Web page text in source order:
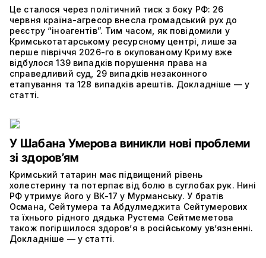
Це сталося через політичний тиск з боку РФ: 26
червня країна-агресор внесла громадський рух до
реєстру “іноагентів”. Тим часом, як повідомили у
Кримськотатарському ресурсному центрі, лише за
перше півріччя 2026-го в окупованому Криму вже
відбулося 139 випадків порушення права на
справедливий суд, 29 випадків незаконного
етапування та 128 випадків арештів. Докладніше — у
статті.
У Шабана Умерова виникли нові проблеми
зі здоров’ям
Кримський татарин має підвищений рівень
холестерину та потерпає від болю в суглобах рук. Нині
РФ утримує його у ВК-17 у Мурманську. У братів
Османа, Сейтумера та Абдулмеджита Сейтумерових
та їхнього рідного дядька Рустема Сейтмеметова
також погіршилося здоров’я в російському ув’язненні.
Докладніше — у статті.